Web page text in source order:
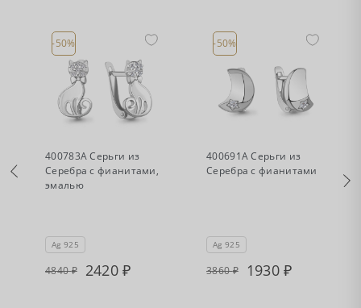
-50%
400783А Серьги из
Серебра с фианитами,
эмалью
Ag 925
4840 2420
-50%
400691А Серьги из
Серебра с фианитами
Ag 925
3860 1930